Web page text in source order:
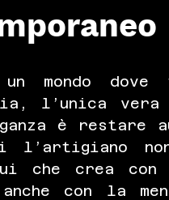
mondo
l’unica vera
è restare
l’artigiano
che crea con
anche con la